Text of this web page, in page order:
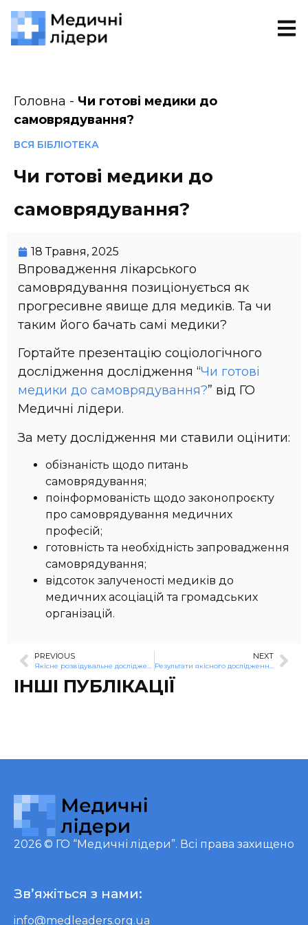
Головна - Чи готові медики до
самоврядування?
ВСЯ БІБЛІОТЕКА
Чи готові медики до
самоврядування?
18 Травня, 2025
Впровадження лікарського
самоврядування позиціонується як
прогресивне явище для медиків. Та чи
таким його бачать самі медики?
Гортайте презентацію соціологічного
дослідження дослідження “Чи готові
медики до самоврядування?” від ГО
Медичні лідери.
За мету дослідження ми ставили оцінити:
обізнаність щодо питань
самоврядування;
поінформованість щодо законопроєкту
про самоврядування медичних
професій;
готовність та необхідність запровадження
самоврядування;
відсоток залученості медиків до
медичних асоціацій та громадських
організацій.
PREVIOUS NEXT
ІНШІ ПУБЛІКАЦІЇ
2026 © ГО “Медичні лідери”. Всі права захищено
Зв’яжіться з нами:
info@medleaders.org.ua